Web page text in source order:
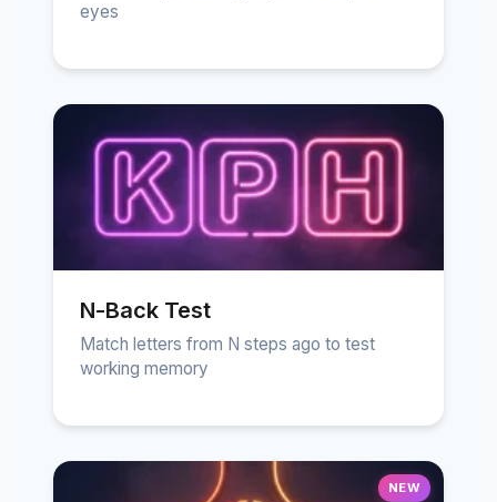
eyes
N-Back Test
Match letters from N steps ago to test
working memory
NEW